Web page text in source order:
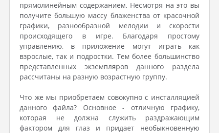
прямолинейным содержанием. Несмотря на это вы
получите большую массу блаженства от красочной
графики, разнообразной мелодии и скорости
происходящего в игре. Благодаря простому
управлению, в приложение могут играть как
взрослые, так и подростки. Тем более большинство
представленных экземпляров данного раздела
рассчитаны на разную возрастную группу.
Что же мы приобретаем совокупно с инсталляцией
данного файла? Основное - отличную графику,
которая не должна служить раздражающим
фактором для глаз и придает необыкновенную